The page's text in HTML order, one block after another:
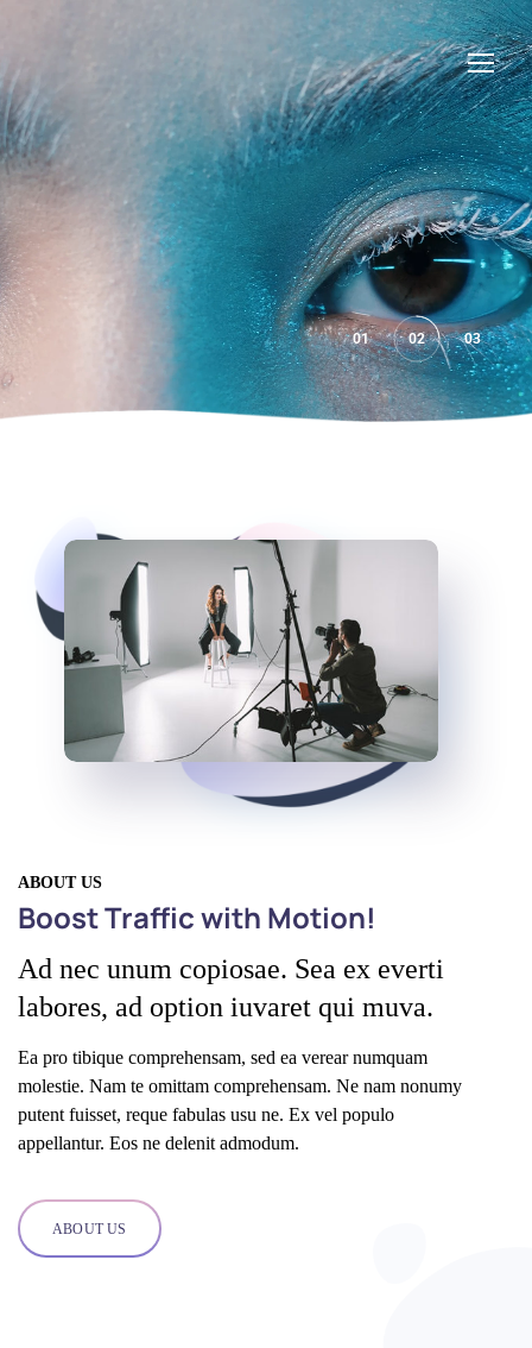
ABOUT US
Boost Traffic with Motion!
Ad nec unum copiosae. Sea ex everti
labores, ad option iuvaret qui muva.
Ea pro tibique comprehensam, sed ea verear numquam
molestie. Nam te omittam comprehensam. Ne nam nonumy
putent fuisset, reque fabulas usu ne. Ex vel populo
appellantur. Eos ne delenit admodum.
ABOUT US